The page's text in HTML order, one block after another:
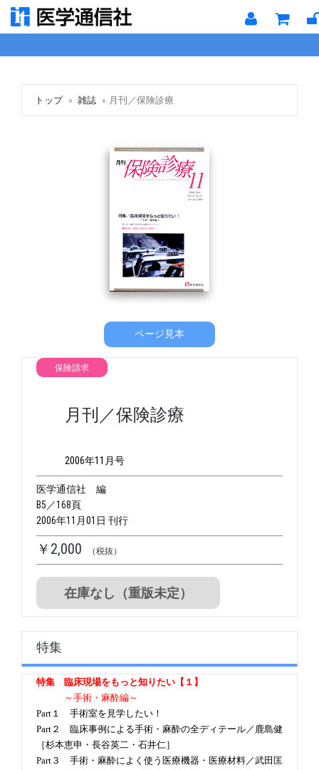
トップ 雑誌 月刊／保険診療
ページ見本
保険請求
月刊／保険診療
2006年11月号
医学通信社 編
B5／168頁
2006年11月01日 刊行
￥2,000 （税抜）
在庫なし（重版未定）
特集
特集 臨床現場をもっと知りたい【１】
～手術・麻酔編～
Part１ 手術室を見学したい！
Part２ 臨床事例による手術・麻酔の全ディテール／鹿島健
［杉本恵申・長谷英二・石井仁］
Part３ 手術・麻酔によく使う医療機器・医療材料／武田匡